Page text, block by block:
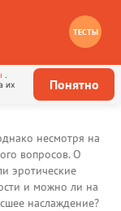
ТЕСТЫ
их
Понятно
несмотря на
вопросов. О
эротические
и можно ли на
наслаждение?